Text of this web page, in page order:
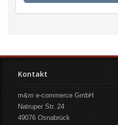
Kontakt
m&m e-commerce GmbH
Natruper Str. 24
49076 Osnabrück